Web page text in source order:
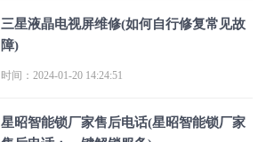
三星液晶电视屏维修(如何自行修复常见故
障)
时间：2024-01-20 14:24:51
星昭智能锁厂家售后电话(星昭智能锁厂家